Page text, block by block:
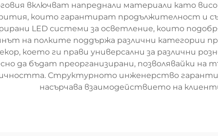
включват напреднали материали като
които гарантират продължителност и
LED системи за осветление, които
на полките поддържа различни категории
което ги прави универсални за различни
да бъдат преорганизирани, позволявайки
Структурното инженерство
насърчава взаимодействието на